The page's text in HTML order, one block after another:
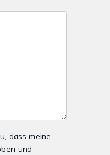
dass meine
und